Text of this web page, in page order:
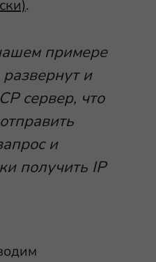
.
примере
и
сервер, что
и
получить IP